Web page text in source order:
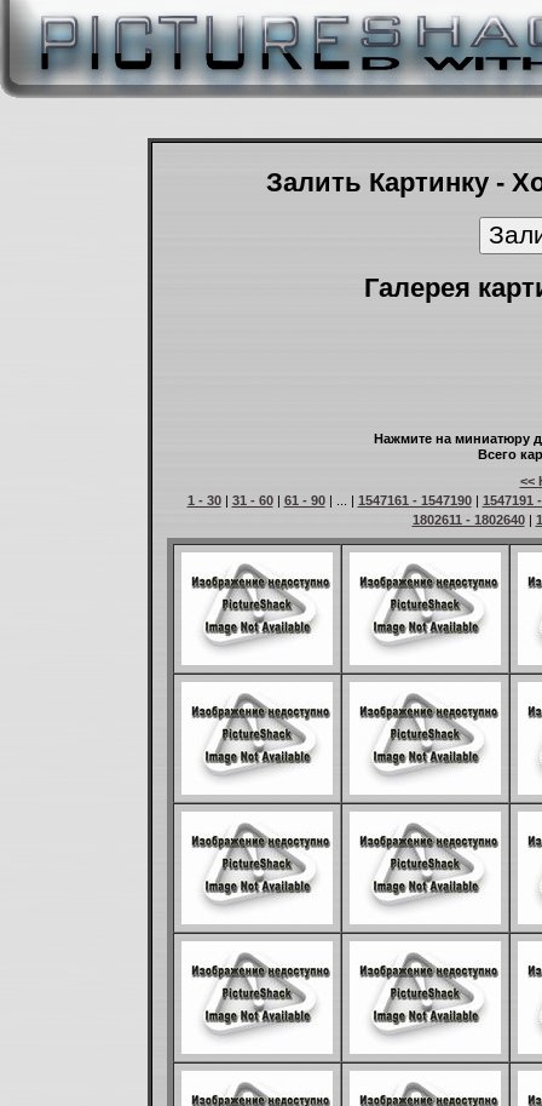
Залить Картинку -
Галерея
Нажмите на миниатюру
Всего
<<
1 - 30| 31 - 60| 61 - 90| ... | 1547161 - 1547190| 1547191
1802611 - 1802640|